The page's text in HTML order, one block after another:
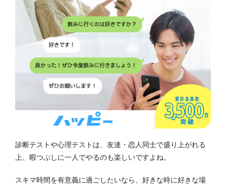
診断テストや心理テストは、友達・恋人同士で盛り上がれる
上、暇つぶしに一人でやるのも楽しいですよね。
スキマ時間を有意義に過ごしたいなら、好きな時に好きな場